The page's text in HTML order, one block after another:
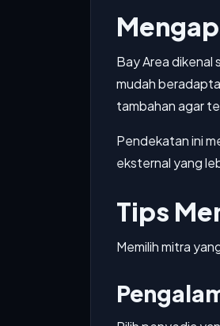
Bay Area dikenal
mudah
tambahan agar
Pendekatan ini
eksternal yang
Tips
Memilih mitra